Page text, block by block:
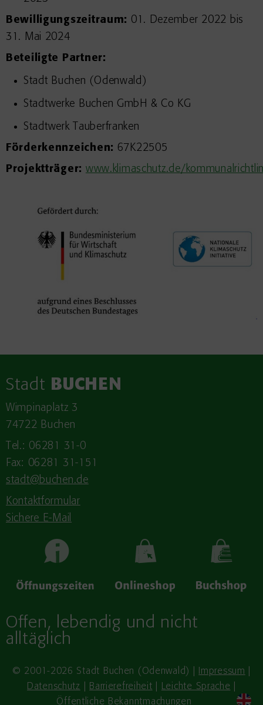
Bewilligungszeitraum: 01. Dezember 2022 bis
31. Mai 2024
Beteiligte Partner:
Stadt Buchen (Odenwald)
Stadtwerke Buchen GmbH & Co KG
Stadtwerk Tauberfranken
Förderkennzeichen: 67K22505
Projektträger: www.klimaschutz.de/
Stadt BUCHEN
Wimpinaplatz 3
74722 Buchen
Tel.: 06281 31-0
Fax: 06281 31-151
stadt@buchen.de
Kontaktformular
Sichere E-Mail
Offen, lebendig und nicht
alltäglich
© 2001-2026 Stadt Buchen (Odenwald) | Impressum
Datenschutz
Barrierefreiheit Leichte Sprache
Öffentliche Bekanntmachungen